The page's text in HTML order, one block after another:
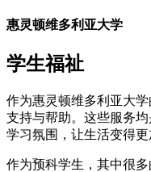
惠灵顿维多利亚大学
学生福祉
作为惠灵顿维多利亚大
支持与帮助。这些服务
学习氛围，让生活变得更
作为预科学生，其中很